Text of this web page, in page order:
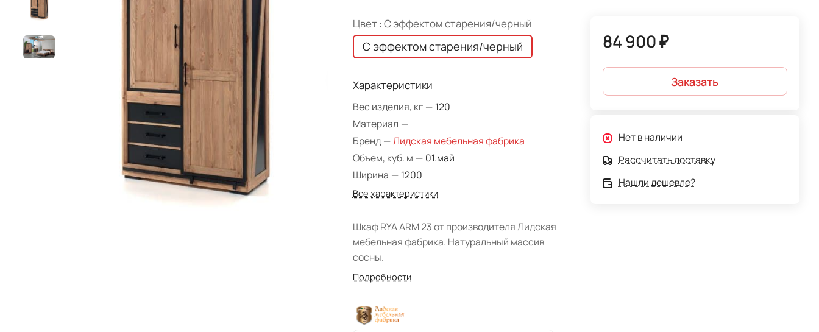
Цвет :С эффектом старения/черный
С эффектом старения/черный
Характеристики
Вес изделия, кг — 120
Материал —
Бренд —Лидская мебельная фабрика
Объем, куб. м — 01.май
Ширина — 1200
Все характеристики
Шкаф RYA ARM 23 от производителя Лидская
мебельная фабрика. Натуральный массив
сосны.
Подробности
84 900 ₽
Заказать
Нет в наличии
Рассчитать доставку
Нашли дешевле?